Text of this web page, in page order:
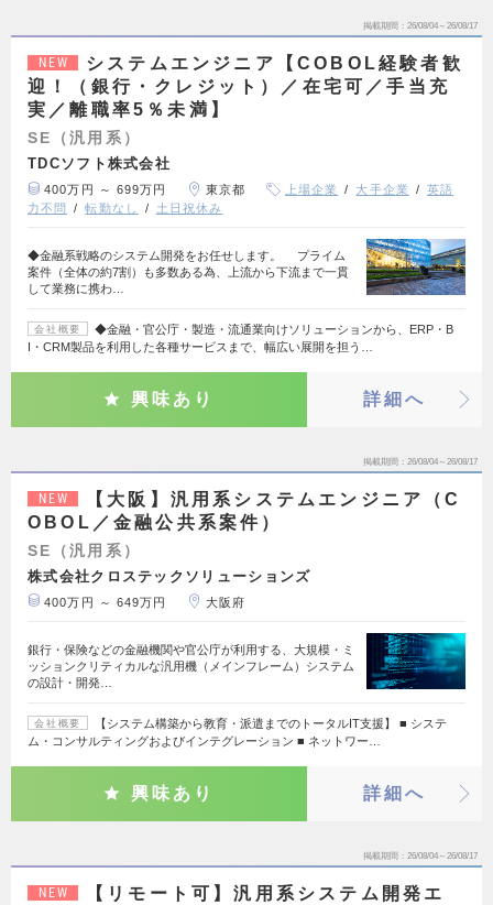
掲載期間 26/08/04～26/08/17
NEW
システムエンジニア【COBOL経験者歓
迎！（銀行・クレジット）／在宅可／手当充
実／離職率5％未満】
SE（汎用系）
TDCソフト株式会社
400万円 ～ 699万円 東京都 上場企業 大手企業
英語
力不問
転勤なし 土日祝休み
◆金融系戦略のシステム開発をお任せします。 プライム
案件（全体の約7割）も多数ある為、上流から下流まで一貫
して業務に携わ…
会社概要
◆金融・官公庁・製造・流通業向けソリューションから、ERP・B
I・CRM製品を利用した各種サービスまで、幅広い展開を担う…
興味あり 詳細へ
掲載期間 26/08/04～26/08/17
NEW
【大阪】汎用系システムエンジニア（C
OBOL／金融公共系案件）
SE（汎用系）
株式会社クロステックソリューションズ
400万円 ～ 649万円 大阪府
銀行・保険などの金融機関や官公庁が利用する、大規模・ミ
ッションクリティカルな汎用機（メインフレーム）システム
の設計・開発…
会社概要
【システム構築から教育・派遣までのトータルIT支援】 ■ システ
ム・コンサルティングおよびインテグレーション ■ ネットワー…
興味あり 詳細へ
掲載期間 26/08/04～26/08/17
NEW
【リモート可】汎用系システム開発エ